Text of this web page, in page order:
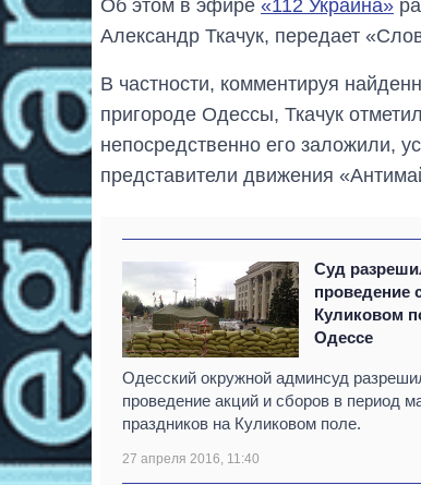
Об этом в эфире «112 Украина»
Александр Ткачук, передает
В частности, комментируя
пригороде Одессы, Ткачук
непосредственно его заложили,
представители движения
Суд
проведение
Куликовом
Одессе
Одесский окружной админсуд
проведение акций и сборов в период
праздников на Куликовом поле.
27 апреля 2016, 11:40